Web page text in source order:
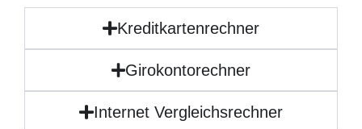
Kreditkartenrechner
Girokontorechner
Internet Vergleichsrechner